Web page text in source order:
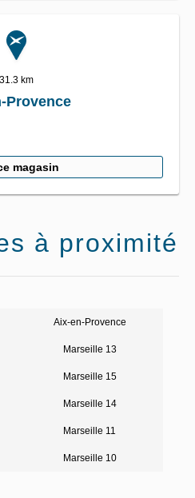
31.3 km
Provence
magasin
à proximité
Aix-en-Provence
Marseille 13
Marseille 15
Marseille 14
Marseille 11
Marseille 10